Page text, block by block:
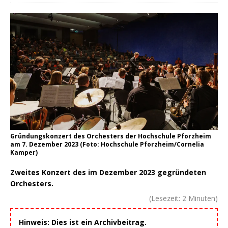
Gründungskonzert des Orchesters der Hochschule Pforzheim
am 7. Dezember 2023 (Foto: Hochschule Pforzheim/Cornelia
Kamper)
Zweites Konzert des im Dezember 2023 gegründeten
Orchesters.
(Lesezeit: 2 Minuten)
Hinweis: Dies ist ein Archivbeitrag.